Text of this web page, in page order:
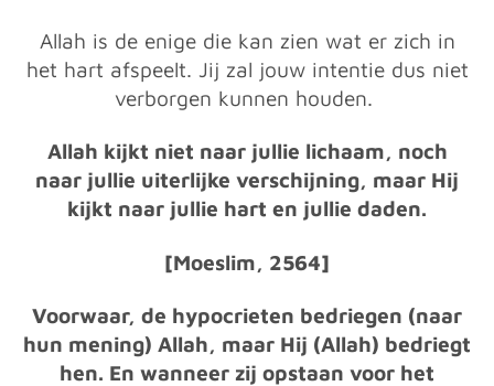
Allah is de enige die kan zien wat er zich in
het hart afspeelt. Jij zal jouw intentie dus niet
verborgen kunnen houden.
Allah kijkt niet naar jullie lichaam, noch
naar jullie uiterlijke verschijning, maar Hij
kijkt naar jullie hart en jullie daden.
[Moeslim, 2564]
Voorwaar, de hypocrieten bedriegen (naar
hun mening) Allah, maar Hij (Allah) bedriegt
hen. En wanneer zij opstaan voor het